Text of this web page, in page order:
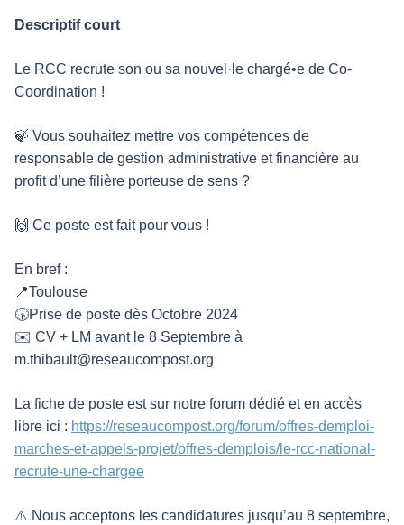
Descriptif court
Le RCC recrute son ou sa nouvel·le chargé•e de Co-
Coordination !
🍃 Vous souhaitez mettre vos compétences de
responsable de gestion administrative et financière au
profit d’une filière porteuse de sens ?
🙌 Ce poste est fait pour vous !
En bref :
📍Toulouse
🕟Prise de poste dès Octobre 2024
✉️ CV + LM avant le 8 Septembre à
m.thibault@reseaucompost.org
La fiche de poste est sur notre forum dédié et en accès
libre ici : https://reseaucompost.org/forum/offres-demploi-
marches-et-appels-projet/offres-demplois/le-rcc-national-
recrute-une-chargee
⚠️ Nous acceptons les candidatures jusqu’au 8 septembre,